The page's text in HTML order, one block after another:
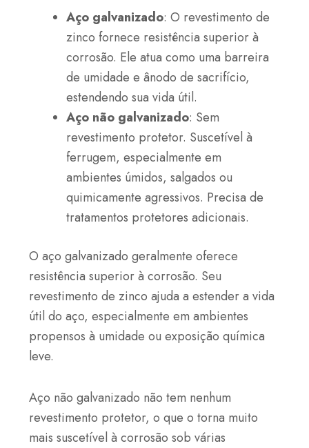
Aço galvanizado: O revestimento de
zinco fornece resistência superior à
corrosão. Ele atua como uma barreira
de umidade e ânodo de sacrifício,
estendendo sua vida útil.
Aço não galvanizado: Sem
revestimento protetor. Suscetível à
ferrugem, especialmente em
ambientes úmidos, salgados ou
quimicamente agressivos. Precisa de
tratamentos protetores adicionais.
O aço galvanizado geralmente oferece
resistência superior à corrosão. Seu
revestimento de zinco ajuda a estender a vida
útil do aço, especialmente em ambientes
propensos à umidade ou exposição química
leve.
Aço não galvanizado não tem nenhum
revestimento protetor, o que o torna muito
mais suscetível à corrosão sob várias